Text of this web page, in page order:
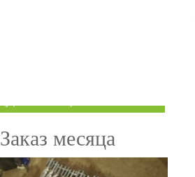
Заказ месяца